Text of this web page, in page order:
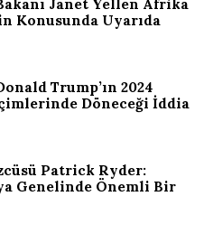
Janet Yellen Afrika
Konusunda Uyarıda
Trump’ın 2024
Döneceği İddia
Patrick Ryder:
Genelinde Önemli Bir